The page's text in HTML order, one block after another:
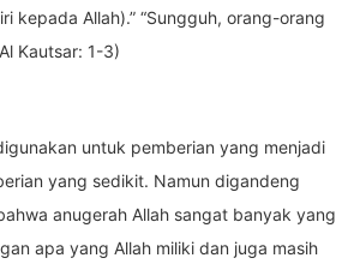
kepada Allah).” “Sungguh, orang-orang
Kautsar: 1-3)
untuk pemberian yang menjadi
yang sedikit. Namun digandeng
anugerah Allah sangat banyak yang
apa yang Allah miliki dan juga masih